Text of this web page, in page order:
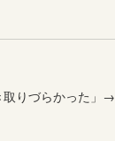
取りづらかった」